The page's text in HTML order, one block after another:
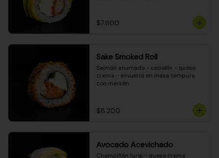
$7.800
Sake Smoked Roll
Salmón ahumado - cebollín - queso
crema - envuelto en masa tempura
con merkén
$8.200
Avocado Acevichado
Champiñón furai - queso crema